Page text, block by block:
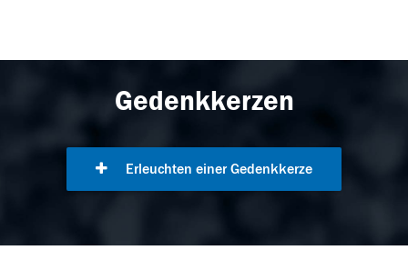
Gedenkkerzen
Erleuchten einer Gedenkkerze